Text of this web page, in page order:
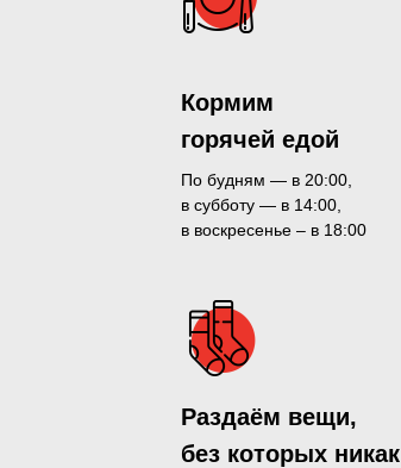
По будням — в 20:00,
в субботу — в 14:00,
в воскресенье – в 18:00
Кормим
горячей едой
Раздаём вещи,
без которых никак